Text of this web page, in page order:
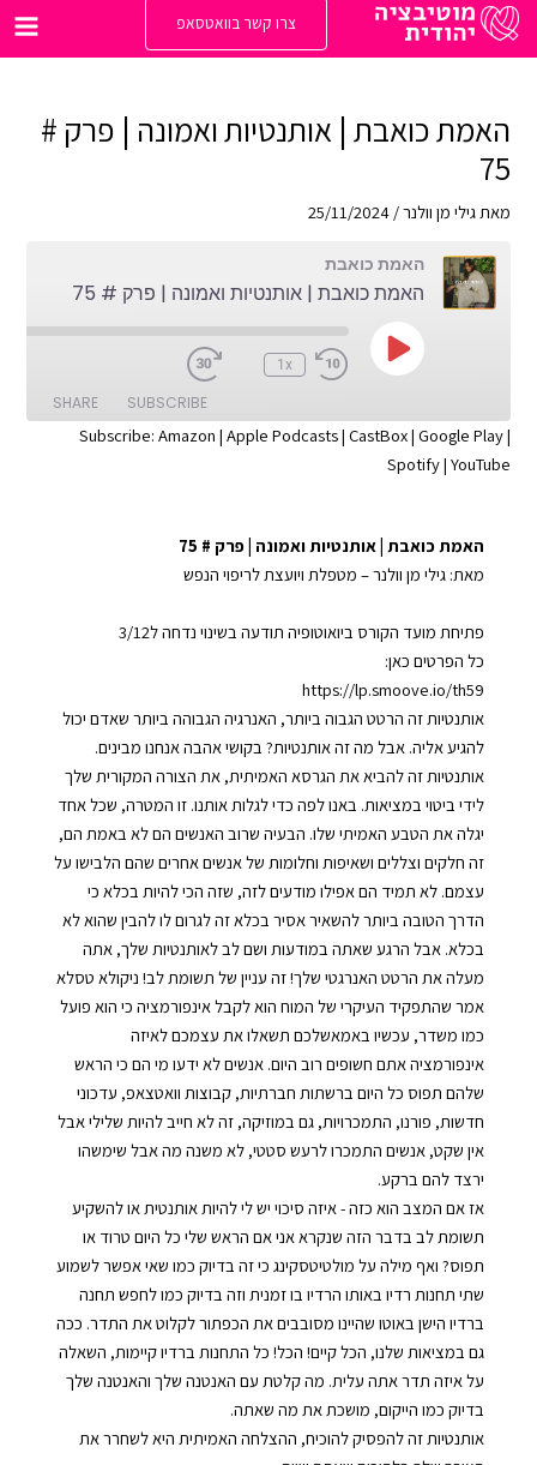
לתוכן
צרו קשר בוואטסאפ
האמת כואבת | אותנטיות ואמונה | פרק #
75
מאתגילי מן וולנר/
25/11/2024
האמת כואבת
האמת כואבת | אותנטיות ואמונה | פרק # 75
Play
Episode
1x
SUBSCRIBE
SHARE
Amazon
Spotify
YouTube
RSS FEED
SHARE
EMBED
Subscribe: Amazon | Apple Podcasts| CastBox| Google Play|
Spotify| YouTube
האמת כואבת | אותנטיות ואמונה | פרק # 75
מאת: גילי מן וולנר – ⁠מטפלת ויועצת לריפוי הנפש⁠
פתיחת מועד הקורס ביואוטופיה תודעה בשינוי נדחה ל3/12
כל הפרטים כאן:
⁠⁠⁠⁠https://lp.smoove.io/th59⁠⁠⁠⁠
אותנטיות זה הרטט הגבוה ביותר, האנרגיה הגבוהה ביותר שאדם יכול
להגיע אליה. אבל מה זה אותנטיות? בקושי אהבה אנחנו מבינים.
אותנטיות זה להביא את הגרסא האמיתית, את הצורה המקורית שלך
לידי ביטוי במציאות. באנו לפה כדי לגלות אותנו. זו המטרה, שכל אחד
יגלה את הטבע האמיתי שלו. הבעיה שרוב האנשים הם לא באמת הם,
זה חלקים וצללים ושאיפות וחלומות של אנשים אחרים שהם הלבישו על
עצמם. לא תמיד הם אפילו מודעים לזה, שזה הכי להיות בכלא כי
הדרך הטובה ביותר להשאיר אסיר בכלא זה לגרום לו להבין שהוא לא
בכלא. אבל הרגע שאתה במודעות ושם לב לאותנטיות שלך, אתה
מעלה את הרטט האנרגטי שלך! זה עניין של תשומת לב! ניקולא טסלא
אמר שהתפקיד העיקרי של המוח הוא לקבל אינפורמציה כי הוא פועל
כמו משדר, עכשיו באמאשלכם תשאלו את עצמכם לאיזה
אינפורמציה אתם חשופים רוב היום. אנשים לא ידעו מי הם כי הראש
שלהם תפוס כל היום ברשתות חברתיות, קבוצות וואטצאפ, עדכוני
חדשות, פורנו, התמכרויות, גם במוזיקה, זה לא חייב להיות שלילי אבל
אין שקט, אנשים התמכרו לרעש סטטי, לא משנה מה אבל שימשהו
ירצד להם ברקע.
אז אם המצב הוא כזה - איזה סיכוי יש לי להיות אותנטית או להשקיע
תשומת לב בדבר הזה שנקרא אני אם הראש שלי כל היום טרוד או
תפוס? ואף מילה על מולטיטסקינג כי זה בדיוק כמו שאי אפשר לשמוע
שתי תחנות רדיו באותו הרדיו בו זמנית וזה בדיוק כמו לחפש תחנה
ברדיו הישן באוטו שהיינו מסובבים את הכפתור לקלוט את התדר. ככה
גם במציאות שלנו, הכל קיים! הכל! כל התחנות ברדיו קיימות, השאלה
על איזה תדר אתה עלית. מה קלטת עם האנטנה שלך והאנטנה שלך
בדיוק כמו הייקום, מושכת את מה שאתה.
אותנטיות זה להפסיק להוכיח, ההצלחה האמיתית היא לשחרר את